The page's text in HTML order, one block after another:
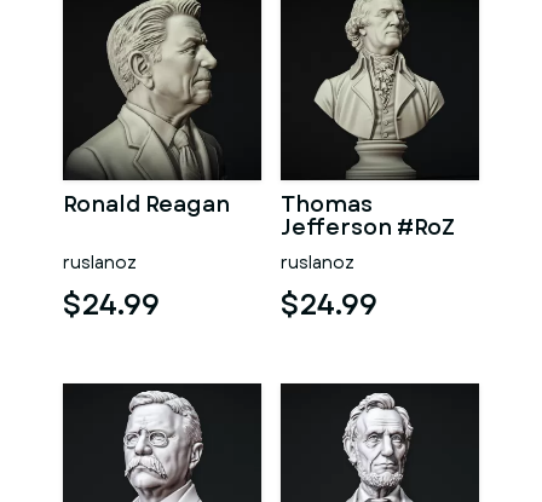
Ronald Reagan
ruslanoz
$24.99
Thomas
Jefferson #RoZ
ruslanoz
$24.99